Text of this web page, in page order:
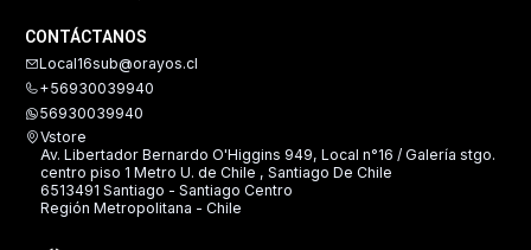
CONTÁCTANOS
Local16sub@orayos.cl
+56930039940
56930039940
Vstore
Av. Libertador Bernardo O'Higgins 949, Local n°16 / Galería stgo.
centro piso 1 Metro U. de Chile , Santiago De Chile
6513491 Santiago - Santiago Centro
Región Metropolitana - Chile